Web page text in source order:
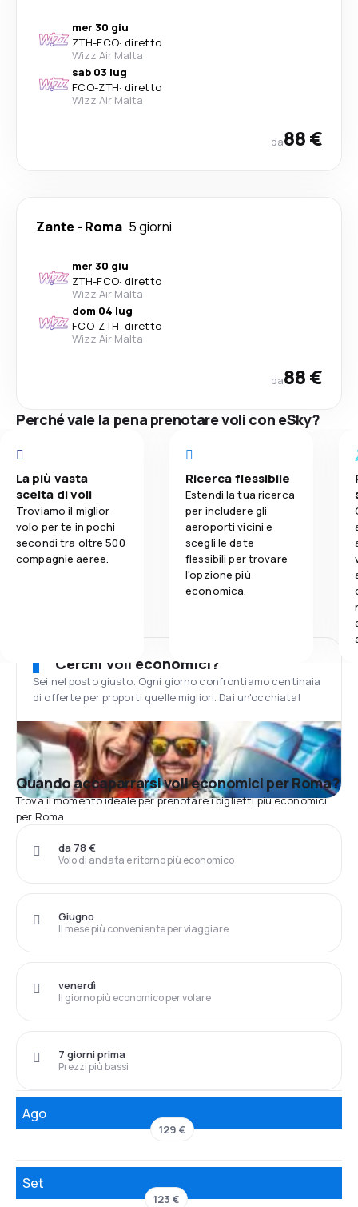
mer 30 giu
ZTH-FCO· diretto
Wizz Air Malta
sab 03 lug
FCO-ZTH· diretto
Wizz Air Malta
da88 €
Zante - Roma 5 giorni
mer 30 giu
ZTH-FCO· diretto
Wizz Air Malta
dom 04 lug
FCO-ZTH· diretto
Wizz Air Malta
da88 €
Perché vale la pena prenotare voli con eSky?
La più vasta
scelta di voli
Troviamo il miglior
volo per te in pochi
secondi tra oltre 500
compagnie aeree.
Ricerca flessibile
Estendi la tua ricerca
per includere gli
aeroporti vicini e
scegli le date
flessibili per trovare
l'opzione più
economica.
Cerchi voli economici?
Sei nel posto giusto. Ogni giorno confrontiamo centinaia
di offerte per proporti quelle migliori. Dai un'occhiata!
Quando accaparrarsi voli economici per Roma?
Trova il momento ideale per prenotare i biglietti più economici
per Roma
Volo di andata e ritorno più economico
da 78 €
Il mese più conveniente per viaggiare
Giugno
Il giorno più economico per volare
venerdì
Prezzi più bassi
7 giorni prima
Ago
129 €
Set
123 €